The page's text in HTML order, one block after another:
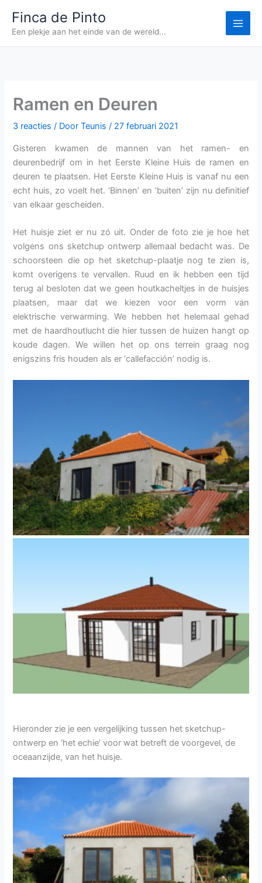
naar
inhoud
Finca de Pinto
Een plekje aan het einde van de wereld...
Ramen en Deuren
3 reacties / DoorTeunis/ 27 februari 2021
Gisteren kwamen de mannen van het ramen- en
deurenbedrijf om in het Eerste Kleine Huis de ramen en
deuren te plaatsen. Het Eerste Kleine Huis is vanaf nu een
echt huis, zo voelt het. ‘Binnen’ en ‘buiten’ zijn nu definitief
van elkaar gescheiden.
Het huisje ziet er nu zó uit. Onder de foto zie je hoe het
volgens ons sketchup ontwerp allemaal bedacht was. De
schoorsteen die op het sketchup-plaatje nog te zien is,
komt overigens te vervallen. Ruud en ik hebben een tijd
terug al besloten dat we geen houtkacheltjes in de huisjes
plaatsen, maar dat we kiezen voor een vorm van
elektrische verwarming. We hebben het helemaal gehad
met de haardhoutlucht die hier tussen de huizen hangt op
koude dagen. We willen het op ons terrein graag nog
enigszins fris houden als er ‘callefacción’ nodig is.
Hieronder zie je een vergelijking tussen het sketchup-
ontwerp en ‘het echie’ voor wat betreft de voorgevel, de
oceaanzijde, van het huisje.